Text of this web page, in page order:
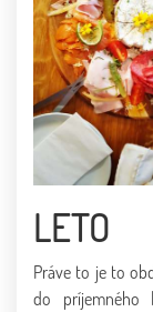
LETO
Práve to je to
do príjemného